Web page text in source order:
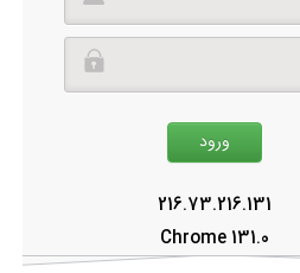
216.73.216.131
Chrome 131.0